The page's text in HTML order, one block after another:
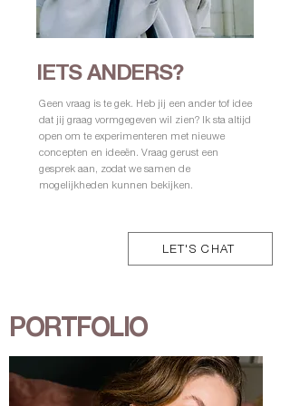
IETS ANDERS?
Geen vraag is te gek. Heb jij een ander tof idee
dat jij graag vormgegeven wil zien? Ik sta altijd
open om te experimenteren met nieuwe
concepten en ideeën. Vraag gerust een
gesprek aan, zodat we samen de
mogelijkheden kunnen bekijken.
LET'S CHAT
PORTFOLIO